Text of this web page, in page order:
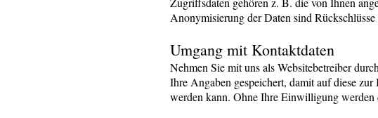
Anonymisierung der Daten sind
Umgang mit Kontaktdaten
Nehmen Sie mit uns als Websitebetreiber
Ihre Angaben gespeichert, damit auf diese
werden kann. Ohne Ihre Einwilligung werden